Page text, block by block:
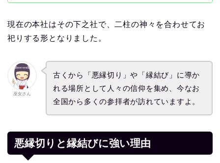
現在の本社はその下之社で、二柱の神々を合わせてお
祀りする形となりました。
巫女さん
古くから「悪縁切り」や「縁結び」に導か
れる場所として人々の信仰を集め、今なお
全国から多くの参拝者が訪れていますよ。
悪縁切りと縁結びに強い理由